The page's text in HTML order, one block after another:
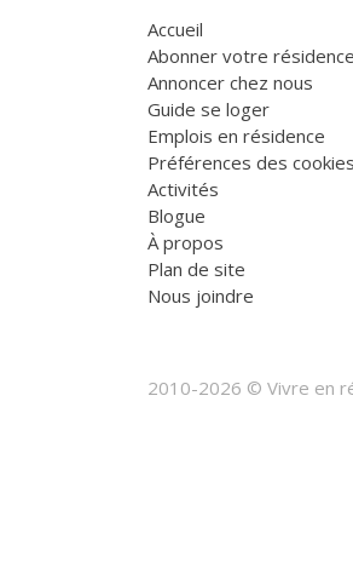
Accueil
Abonner votre
Annoncer chez nous
Guide se loger
Emplois en résidence
Préférences des cookies
Activités
Blogue
À propos
Plan de site
Nous joindre
2010-2026 © Vivre en